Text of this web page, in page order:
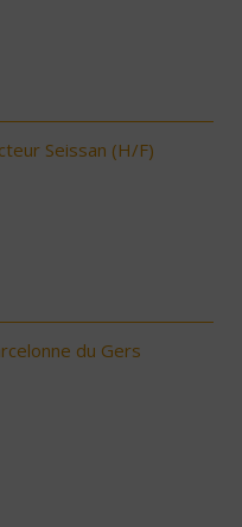
Seissan (H/F)
du Gers